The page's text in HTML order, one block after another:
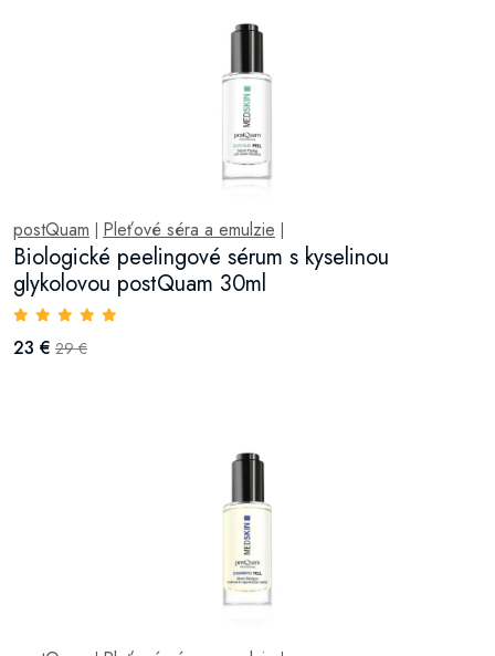
postQuam Pleťové séra a emulzie
Biologické peelingové sérum s kyselinou
glykolovou postQuam 30ml
23 € 29 €